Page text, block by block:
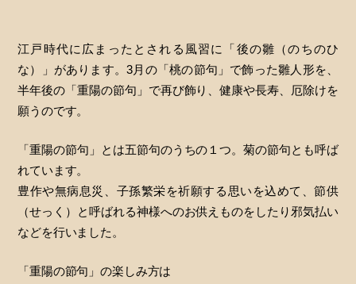
江戸時代に広まったとされる風習に「後の雛（のちのひ
な）」があります。3月の「桃の節句」で飾った雛人形を、
半年後の「重陽の節句」で再び飾り、健康や長寿、厄除けを
願うのです。
「重陽の節句」とは五節句のうちの１つ。菊の節句とも呼ば
れています。
豊作や無病息災、子孫繁栄を祈願する思いを込めて、節供
（せっく）と呼ばれる神様へのお供えものをしたり邪気払い
などを行いました。
「重陽の節句」の楽しみ方は